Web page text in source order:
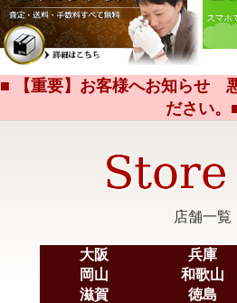
■ 【重要】お客様へお知らせ
ださい。
店舗一覧
大阪 兵庫
岡山
和歌山
滋賀
徳島